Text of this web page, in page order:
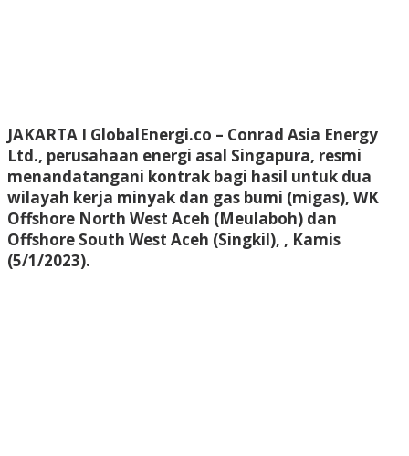
JAKARTA I GlobalEnergi.co – Conrad Asia Energy
Ltd., perusahaan energi asal Singapura, resmi
menandatangani kontrak bagi hasil untuk dua
wilayah kerja minyak dan gas bumi (migas), WK
Offshore North West Aceh (Meulaboh) dan
Offshore South West Aceh (Singkil), , Kamis
(5/1/2023).